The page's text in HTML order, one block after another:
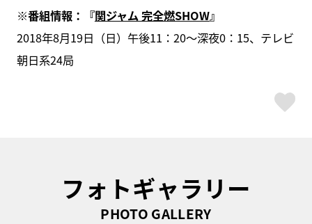
※番組情報：『関ジャム 完全燃SHOW』
2018年8月19日（日）午後11：20～深夜0：15、テレビ
朝日系24局
フォトギャラリー
PHOTO GALLERY